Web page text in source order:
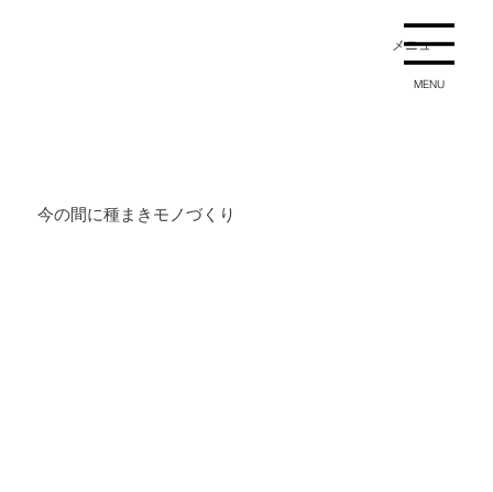
メニュー
MENU
今の間に種まきモノづくり